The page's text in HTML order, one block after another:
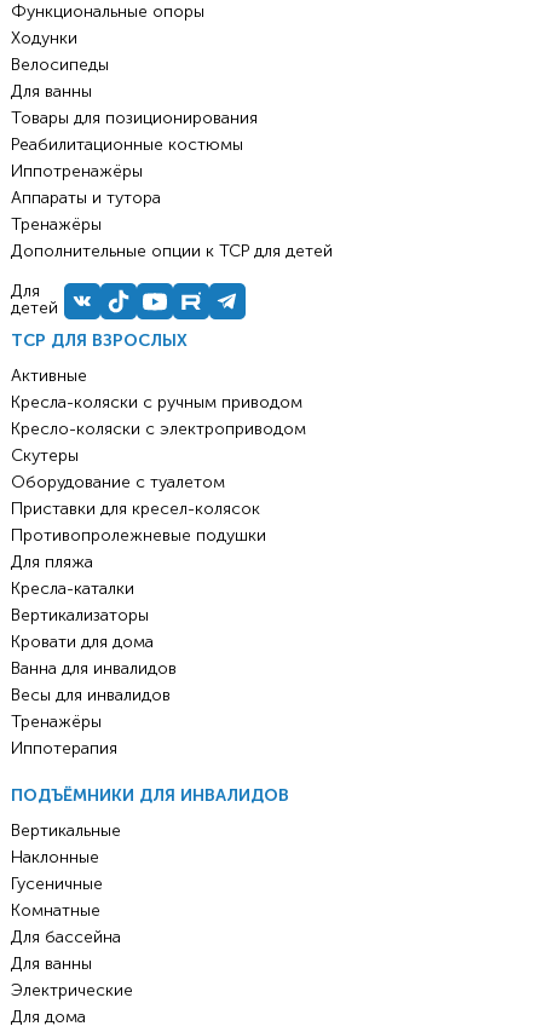
ТСР ДЛЯ ВЗРОСЛЫХ
Активные
Кресла-коляски с ручным приводом
Кресло-коляски с электроприводом
Скутеры
Оборудование с туалетом
Приставки для кресел-колясок
Противопролежневые подушки
Для пляжа
Кресла-каталки
Вертикализаторы
Кровати для дома
Ванна для инвалидов
Весы для инвалидов
Тренажёры
Иппотерапия
ПОДЪЁМНИКИ ДЛЯ ИНВАЛИДОВ
Вертикальные
Наклонные
Гусеничные
Комнатные
Для бассейна
Для ванны
Электрические
Для дома
Функциональные опоры
Ходунки
Велосипеды
Для ванны
Товары для позиционирования
Реабилитационные костюмы
Иппотренажёры
Аппараты и тутора
Тренажёры
Дополнительные опции к ТСР для детей
Для
детей